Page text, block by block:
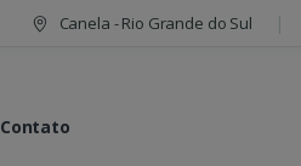
Canela - Rio Grande do Sul
Contato